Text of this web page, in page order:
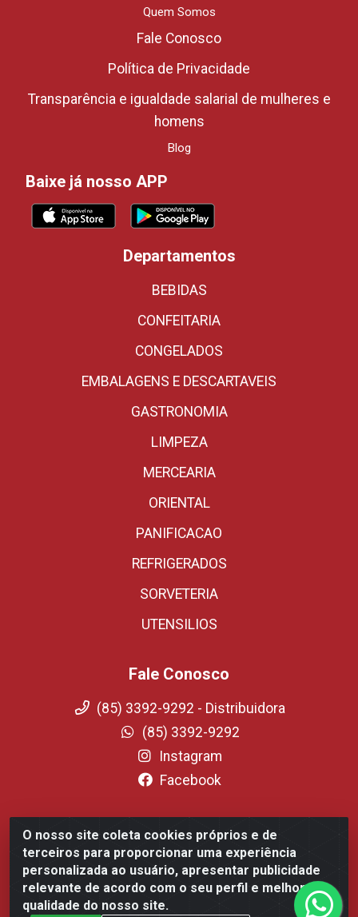
O nosso site coleta cookies próprios e de
terceiros para proporcionar uma experiência
personalizada ao usuário, apresentar publicidade
relevante de acordo com o seu perfil e melhorar a
qualidade do nosso site.
Quem Somos
Fale Conosco
Política de Privacidade
Transparência e igualdade salarial de mulheres e
homens
Blog
Baixe já nosso APP
Departamentos
BEBIDAS
CONFEITARIA
CONGELADOS
EMBALAGENS E DESCARTAVEIS
GASTRONOMIA
LIMPEZA
MERCEARIA
ORIENTAL
PANIFICACAO
REFRIGERADOS
SORVETERIA
UTENSILIOS
Fale Conosco
(85) 3392-9292 - Distribuidora
(85) 3392-9292
Instagram
Facebook
Fortali Distribuidora de Alimentos LTDA - Avenida
Tomaz Coelho, 1268 - Messejana, Fortaleza/CE - CEP
60.863-254- CNPJ 09.317.318.0001-75